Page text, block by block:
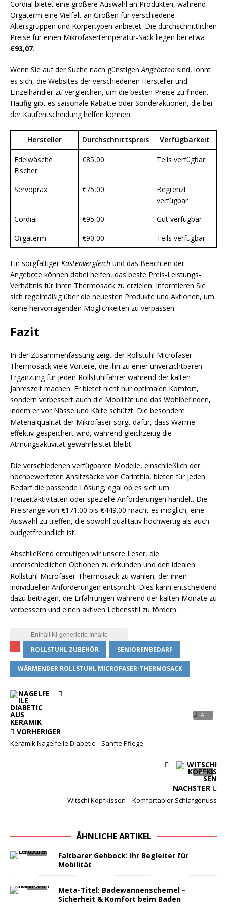
Cordial bietet eine größere Auswahl an Produkten, während
Orgaterm eine Vielfalt an Größen für verschiedene
Altersgruppen und Körpertypen anbietet. Die durchschnittlichen
Preise für einen Mikrofasertemperatur-Sack liegen bei etwa
€93,07.
Wenn Sie auf der Suche nach günstigenAngeboten sind, lohnt
es sich, die Websites der verschiedenen Hersteller und
Einzelhändler zu vergleichen, um die besten Preise zu finden.
Häufig gibt es saisonale Rabatte oder Sonderaktionen, die bei
der Kaufentscheidung helfen können.
Hersteller Durchschnittspreis Verfügbarkeit
Edelwäsche
Fischer
€85,00 Teils verfügbar
Servoprax €75,00
Begrenzt
verfügbar
Cordial
€95,00
Gut verfügbar
Orgaterm
€90,00 Teils verfügbar
Ein sorgfältigerKostenvergleich und das Beachten der
Angebote können dabei helfen, das beste Preis-Leistungs-
Verhältnis für Ihren Thermosack zu erzielen. Informieren Sie
sich regelmäßig über die neuesten Produkte und Aktionen, um
keine hervorragenden Möglichkeiten zu verpassen.
Fazit
In der Zusammenfassung zeigt der Rollstuhl Microfaser-
Thermosack viele Vorteile, die ihn zu einer unverzichtbaren
Ergänzung für jeden Rollstuhlfahrer während der kalten
Jahreszeit machen. Er bietet nicht nur optimalen Komfort,
sondern verbessert auch die Mobilität und das Wohlbefinden,
indem er vor Nässe und Kälte schützt. Die besondere
Materialqualität der Mikrofaser sorgt dafür, dass Wärme
effektiv gespeichert wird, während gleichzeitig die
Atmungsaktivität gewährleistet bleibt.
Die verschiedenen verfügbaren Modelle, einschließlich der
hochbewerteten Ansitzsäcke von Carinthia, bieten für jeden
Bedarf die passende Lösung, egal ob es sich um
Freizeitaktivitäten oder spezielle Anforderungen handelt. Die
Preisrange von €171.00 bis €449.00 macht es möglich, eine
Auswahl zu treffen, die sowohl qualitativ hochwertig als auch
budgetfreundlich ist.
Abschließend ermutigen wir unsere Leser, die
unterschiedlichen Optionen zu erkunden und den idealen
Rollstuhl Microfaser-Thermosack zu wählen, der ihren
individuellen Anforderungen entspricht. Dies kann entscheidend
dazu beitragen, die Erfahrungen während der kalten Monate zu
verbessern und einen aktiven Lebensstil zu fördern.
ROLLSTUHL ZUBEHÖR SENIORENBEDARF
WÄRMENDER ROLLSTUHL MICROFASER-THERMOSACK
VORHERIGER
Keramik Nagelfeile Diabetic – Sanfte Pflege
NÄCHSTER
Witschi Kopfkissen – Komfortabler Schlafgenuss
ÄHNLICHE ARTIKEL
Faltbarer Gehbock: Ihr Begleiter für
Mobilität
Meta-Titel: Badewannenschemel –
Sicherheit & Komfort beim Baden